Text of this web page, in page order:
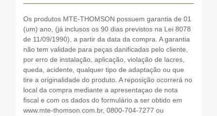
Os produtos MTE-THOMSON possuem garantia de 01
(um) ano, (já inclusos os 90 dias previstos na Lei 8078
de 11/09/1990), a partir da data da compra. A garantia
não tem validade para peças danificadas pelo cliente,
por erro de instalação, aplicação, violação de lacres,
queda, acidente, qualquer tipo de adaptação ou que
tire a originalidade do produto. A reposição ocorrerá no
local da compra mediante a apresentaçao de nota
fiscal e com os dados do formulário a ser obtido em
www.mte-thomson.com.br, 0800-704-7277 ou